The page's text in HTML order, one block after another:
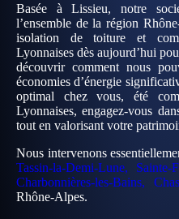
Basée à Lissieu, notre
l’ensemble de la région
isolation de toiture et
Lyonnaises dès aujourd’hui
découvrir comment nous
économies d’énergie
optimal chez vous, été
Lyonnaises, engagez-vous
tout en valorisant votre
Nous intervenons
Tassin-la-Demi-Lune,
Charbonnières-les-Bains,
Rhône-Alpes.